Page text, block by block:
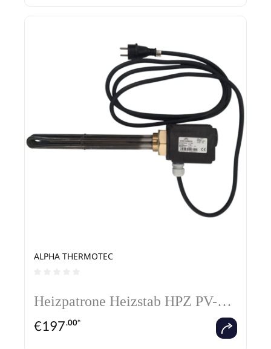
ALPHA THERMOTEC
Heizpatrone Heizstab HPZ PV-
geeignet mit Netzstecker 3m
€197.00*